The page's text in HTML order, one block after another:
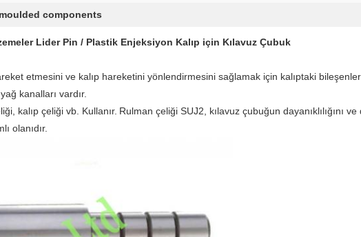
components
Lider Pin / Plastik Enjeksiyon Kalıp için Kılavuz Çubuk
etmesini ve kalıp hareketini yönlendirmesini sağlamak için kalıptaki
kanalları vardır.
kalıp çeliği vb. Kullanır. Rulman çeliği SUJ2, kılavuz çubuğun dayanıklılığını ve
olanıdır.